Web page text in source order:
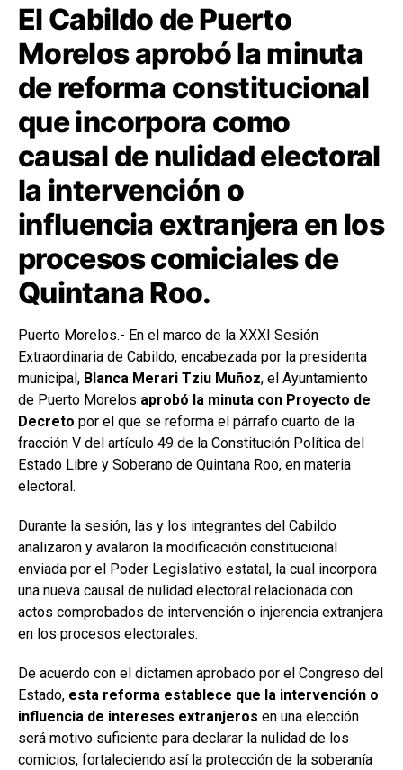
El Cabildo de Puerto
Morelos aprobó la minuta
de reforma constitucional
que incorpora como
causal de nulidad electoral
la intervención o
influencia extranjera en los
procesos comiciales de
Quintana Roo.
Puerto Morelos.- En el marco de la XXXI Sesión
Extraordinaria de Cabildo, encabezada por la presidenta
municipal, Blanca Merari Tziu Muñoz, el Ayuntamiento
de Puerto Morelos aprobó la minuta con Proyecto de
Decreto por el que se reforma el párrafo cuarto de la
fracción V del artículo 49 de la Constitución Política del
Estado Libre y Soberano de Quintana Roo, en materia
electoral.
Durante la sesión, las y los integrantes del Cabildo
analizaron y avalaron la modificación constitucional
enviada por el Poder Legislativo estatal, la cual incorpora
una nueva causal de nulidad electoral relacionada con
actos comprobados de intervención o injerencia extranjera
en los procesos electorales.
De acuerdo con el dictamen aprobado por el Congreso del
Estado, esta reforma establece que la intervención o
influencia de intereses extranjeros en una elección
será motivo suficiente para declarar la nulidad de los
comicios, fortaleciendo así la protección de la soberanía